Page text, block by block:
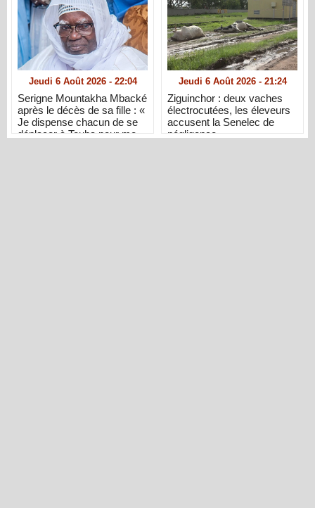
Jeudi 6 Août 2026 - 22:04
Serigne Mountakha Mbacké
après le décès de sa fille : «
Je dispense chacun de se
déplacer à Touba pour me
Jeudi 6 Août 2026 - 21:24
Ziguinchor : deux vaches
électrocutées, les éleveurs
accusent la Senelec de
négligence